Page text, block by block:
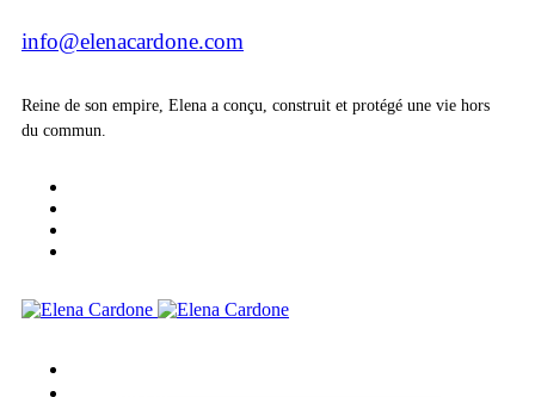
info@elenacardone.com
Reine de son empire, Elena a conçu, construit et protégé une vie hors
du commun.